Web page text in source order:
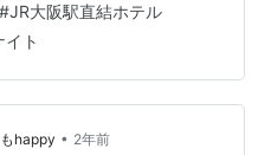
いで１駅（約４分）でJR
まずは、JR大阪駅中央口
結で楽に辿り着ける（EV
利なシティホテル・ホテ
ックインしました。 今回
#JR大阪駅直結ホテル
ト
happy • 2年前